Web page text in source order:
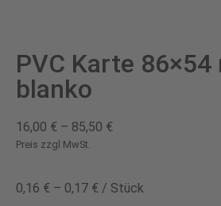
PVC Karte
blanko
16,00 € – 85,50 €
Preis zzgl MwSt.
0,16 € – 0,17 € / Stück